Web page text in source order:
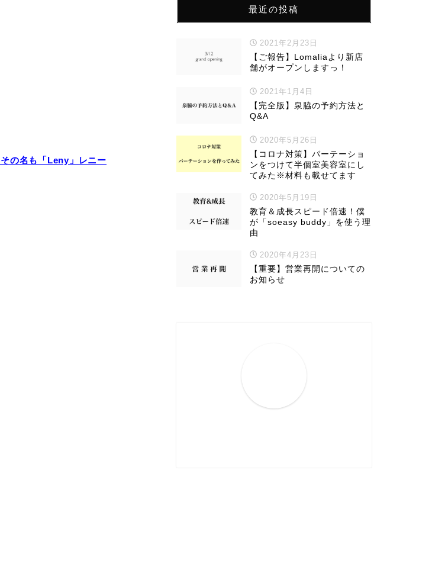
の名も「Leny」レニー
最近の投稿
2021年2月23日
【ご報告】Lomaliaより新店
舗がオープンしますっ！
2021年1月4日
【完全版】泉脇の予約方法と
Q&A
2020年5月26日
【コロナ対策】パーテーショ
ンをつけて半個室美容室にし
てみた※材料も載せてます
2020年5月19日
教育＆成長スピード倍速！僕
が「soeasy buddy」を使う理
由
2020年4月23日
【重要】営業再開についての
お知らせ